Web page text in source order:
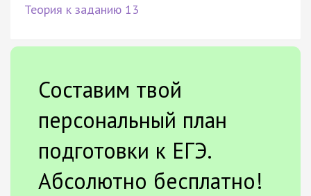
Теория к заданию 13
Составим твой
персональный план
подготовки к ЕГЭ.
Абсолютно бесплатно!